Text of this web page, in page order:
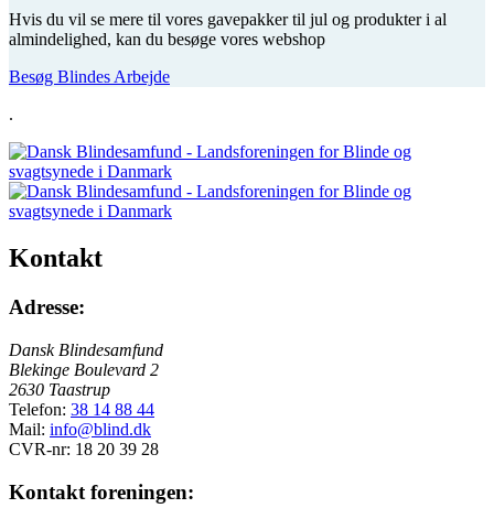
Hvis du vil se mere til vores gavepakker til jul og produkter i al
almindelighed, kan du besøge vores webshop
Besøg Blindes Arbejde
.
Kontakt
Adresse:
Dansk Blindesamfund
Blekinge Boulevard 2
2630 Taastrup
Telefon: 38 14 88 44
Mail: info@blind.dk
CVR-nr: 18 20 39 28
Kontakt foreningen: